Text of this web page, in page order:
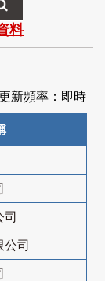
料
新頻率：即時
司